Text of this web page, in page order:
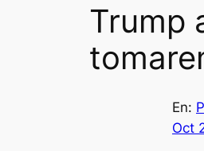
Trump
En:
Oct